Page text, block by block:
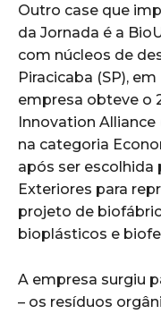
Outro case que
da Jornada é a
com núcleos de
Piracicaba (SP),
empresa obteve o
Innovation Alliance
na categoria
após ser escolhida
Exteriores para
projeto de
bioplásticos e
A empresa surgiu
– os resíduos